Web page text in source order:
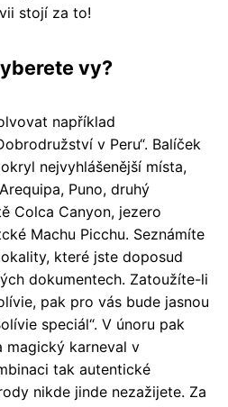
stojí za to!
vy?
například
v Peru“. Balíček
nejvyhlášenější místa,
Puno, druhý
Colca Canyon, jezero
Machu Picchu. Seznámíte
které jste doposud
dokumentech. Zatoužíte-li
pak pro vás bude jasnou
speciál“. V únoru pak
magický karneval v
tak autentické
nikde jinde nezažijete. Za